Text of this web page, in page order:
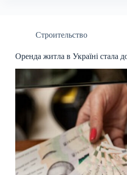
Строительство
Оренда житла в Україні стала